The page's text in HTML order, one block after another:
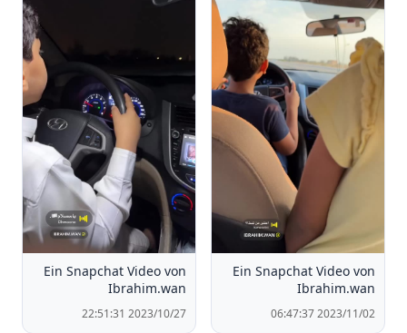
Ein Snapchat Video von
Ibrahim.wan
2023/11/02 06:47:37
Ein Snapchat Video von
Ibrahim.wan
2023/10/27 22:51:31